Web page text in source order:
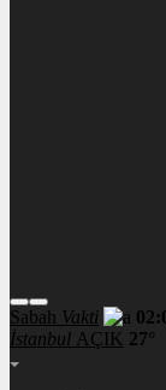
Sabah Vakti
İstanbul AÇIK 27°